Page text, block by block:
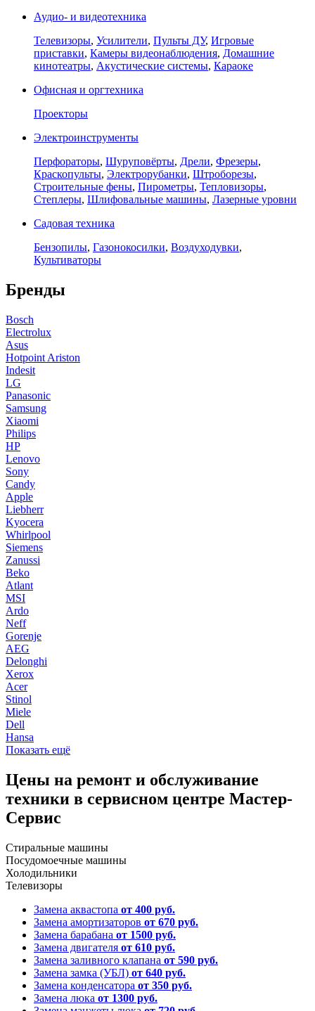
Аудио- и видеотехника
Телевизоры, Усилители, Пульты ДУ, Игровые
приставки, Камеры видеонаблюдения, Домашние
кинотеатры, Акустические системы, Караоке
Офисная и оргтехника
Проекторы
Электроинструменты
Перфораторы, Шуруповёрты, Дрели, Фрезеры,
Краскопульты, Электрорубанки, Штроборезы,
Строительные фены, Пирометры, Тепловизоры,
Степлеры, Шлифовальные машины, Лазерные уровни
Садовая техника
Бензопилы, Газонокосилки, Воздуходувки,
Культиваторы
Бренды
Bosch
Electrolux
Asus
Hotpoint Ariston
Indesit
LG
Panasonic
Samsung
Xiaomi
Philips
HP
Lenovo
Sony
Candy
Apple
Liebherr
Kyocera
Whirlpool
Siemens
Zanussi
Beko
Atlant
MSI
Ardo
Neff
Gorenje
AEG
Delonghi
Xerox
Acer
Stinol
Miele
Dell
Hansa
Показать ещё
Цены на ремонт и обслуживание
техники в сервисном центре Мастер-
Сервис
Стиральные машины
Посудомоечные машины
Холодильники
Телевизоры
Замена аквастопа от 400 руб.
Замена амортизаторов от 670 руб.
Замена барабана от 1500 руб.
Замена двигателя от 610 руб.
Замена заливного клапана от 590 руб.
Замена замка (УБЛ) от 640 руб.
Замена конденсатора от 350 руб.
Замена люка от 1300 руб.